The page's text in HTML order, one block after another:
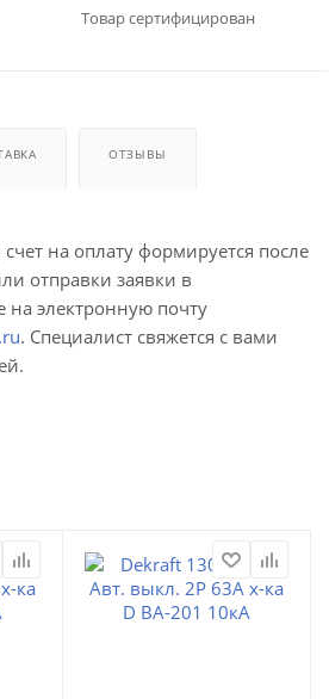
Товар сертифицирован
ОТЗЫВЫ
на оплату формируется после
отправки заявки в
электронную почту
. Специалист свяжется с вами